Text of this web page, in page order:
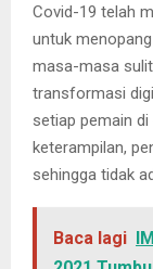
Covid-19 telah
untuk
masa-masa
transformasi
setiap pemain
keterampilan,
sehingga tidak
Baca lagi